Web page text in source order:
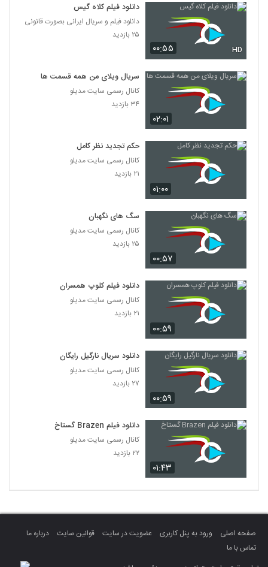
۰۰:۵۵ HD
دانلود فیلم کلاه گیس
دانلود فیلم و سریال ایرانی بصورت قانونی
۲۵ بازدید
۰۲:۰۱
سریال ویلای من همه قسمت ها
کانال رسمی سایت مدیلو
۳۴ بازدید
۰۱:۰۰
حکم تجدید نظر کامل
کانال رسمی سایت مدیلو
۲۱ بازدید
۰۰:۵۷
سگ های نگهبان
کانال رسمی سایت مدیلو
۲۵ بازدید
۰۰:۵۹
دانلود فیلم کلوپ همسران
کانال رسمی سایت مدیلو
۲۱ بازدید
۰۰:۵۹
دانلود سریال نارگیل رایگان
کانال رسمی سایت مدیلو
۲۷ بازدید
۰۱:۴۳
دانلود فیلم Brazen گستاخ
کانال رسمی سایت مدیلو
۲۲ بازدید
صفحه اصلی ورود به پنل کاربری عضویت در سایت قوانین سایت
درباره ما
تماس با ما